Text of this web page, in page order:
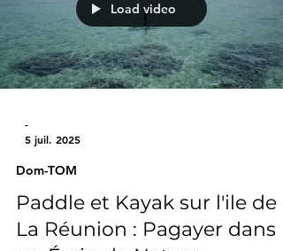
réglementaires précis pour naviguer
et en toute sécurité.
Load video
5 juil. 2025
Dom-TOM
Paddle et Kayak sur l'ile de